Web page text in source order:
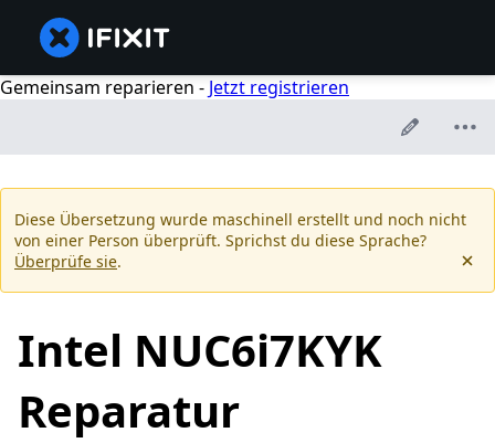
Gemeinsam reparieren - Jetzt registrieren
Diese Übersetzung wurde maschinell erstellt und noch nicht
von einer Person überprüft. Sprichst du diese Sprache?
Überprüfe sie.
Intel NUC6i7KYK
Reparatur